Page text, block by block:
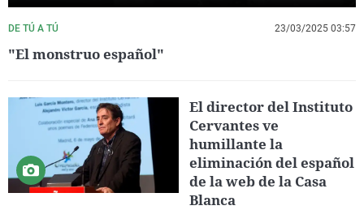
DE TÚ A TÚ 23/03/2025 03:57
"El monstruo español"
El director del Instituto
Cervantes ve
humillante la
eliminación del español
de la web de la Casa
Blanca